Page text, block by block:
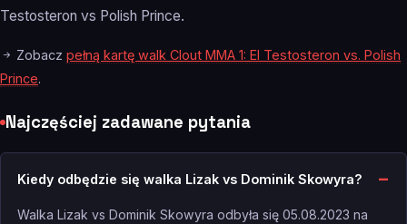
Testosteron vs Polish Prince.
Zobacz pełną kartę walk Clout MMA 1: El Testosteron vs. Polish
Prince.
Najczęściej zadawane pytania
Kiedy odbędzie się walka Lizak vs Dominik Skowyra?
Walka Lizak vs Dominik Skowyra odbyła się 05.08.2023 na